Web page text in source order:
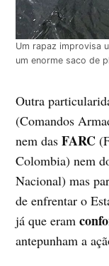
Um rapaz improvisa
um enorme saco de
Outra
(Comandos
nem dasFARC
Colombia) nem
Nacional) mas
de enfrentar o
já que eram
antepunham a